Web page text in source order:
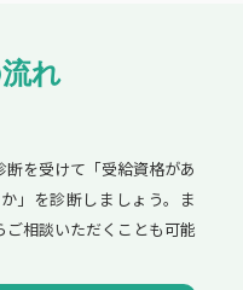
れ
を受けて「受給資格があ
」を診断しましょう。ま
相談いただくことも可能